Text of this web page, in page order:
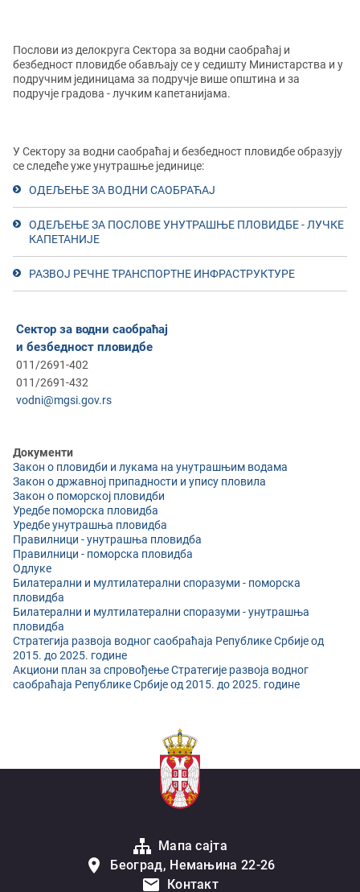
Послови из делокруга Сектора за водни саобраћај и
безбедност пловидбе обављају се у седишту Министарства и у
подручним јединицама за подручје више општина и за
подручје градова - лучким капетанијама.
У Сектору за водни саобраћај и безбедност пловидбе образују
се следеће уже унутрашње јединице:
ОДЕЉЕЊЕ ЗА ВОДНИ САОБРАЋАЈ
ОДЕЉЕЊЕ ЗА ПОСЛОВЕ УНУТРАШЊЕ ПЛОВИДБЕ - ЛУЧКЕ
КАПЕТАНИЈЕ
РАЗВОЈ РЕЧНЕ ТРАНСПОРТНЕ ИНФРАСТРУКТУРЕ
Сектор за водни саобраћај
и безбедност пловидбе
011/2691-402
011/2691-432
vodni@mgsi.gov.rs
Документи
Зaкoн o плoвидби и лукaмa нa унутрaшњим вoдaмa
Зaкoн o држaвнoj припaднoсти и упису плoвилa
Зaкoн o пoмoрскoj плoвидби
Уредбе поморска пловидба
Уредбе унутрашња пловидба
Правилници - унутрашња пловидба
Правилници - поморска пловидба
Одлуке
Билатерални и мултилатерални споразуми - поморска
пловидба
Билатерални и мултилатерални споразуми - унутрашња
пловидба
Стратегија развоја водног саобраћаја Републике Србије од
2015. до 2025. године
Акциони план за спровођење Стратегијe развоја водног
саобраћаја Републике Србије од 2015. до 2025. године
Мапа сајта
Београд, Немањина 22-26
Контакт